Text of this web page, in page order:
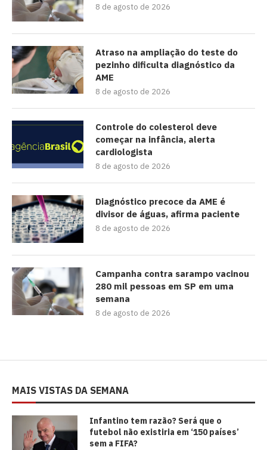
8 de agosto de 2026
Atraso na ampliação do teste do
pezinho dificulta diagnóstico da
AME
8 de agosto de 2026
Controle do colesterol deve
começar na infância, alerta
cardiologista
8 de agosto de 2026
Diagnóstico precoce da AME é
divisor de águas, afirma paciente
8 de agosto de 2026
Campanha contra sarampo vacinou
280 mil pessoas em SP em uma
semana
8 de agosto de 2026
MAIS VISTAS DA SEMANA
⁠Infantino tem razão? Será que o
futebol não existiria em ‘150 países’
sem a FIFA?